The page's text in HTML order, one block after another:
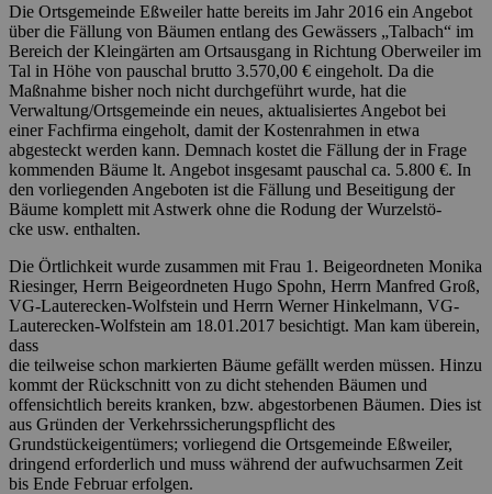
Die Ortsgemeinde Eßweiler hatte bereits im Jahr 2016 ein Angebot
über die Fällung von Bäumen entlang des Gewässers „Talbach“ im
Bereich der Kleingärten am Ortsausgang in Richtung Oberweiler im
Tal in Höhe von pauschal brutto 3.570,00 € eingeholt. Da die
Maßnahme bisher noch nicht durchgeführt wurde, hat die
Verwaltung/Ortsgemeinde ein neues, aktualisiertes Angebot bei
einer Fachfirma eingeholt, damit der Kostenrahmen in etwa
abgesteckt werden kann. Demnach kostet die Fällung der in Frage
kommenden Bäume lt. Angebot insgesamt pauschal ca. 5.800 €. In
den vorliegenden Angeboten ist die Fällung und Beseitigung der
Bäume komplett mit Astwerk ohne die Rodung der Wurzelstö-
cke usw. enthalten.
Die Örtlichkeit wurde zusammen mit Frau 1. Beigeordneten Monika
Riesinger, Herrn Beigeordneten Hugo Spohn, Herrn Manfred Groß,
VG-Lauterecken-Wolfstein und Herrn Werner Hinkelmann, VG-
Lauterecken-Wolfstein am 18.01.2017 besichtigt. Man kam überein,
dass
die teilweise schon markierten Bäume gefällt werden müssen. Hinzu
kommt der Rückschnitt von zu dicht stehenden Bäumen und
offensichtlich bereits kranken, bzw. abgestorbenen Bäumen. Dies ist
aus Gründen der Verkehrssicherungspflicht des
Grundstückeigentümers; vorliegend die Ortsgemeinde Eßweiler,
dringend erforderlich und muss während der aufwuchsarmen Zeit
bis Ende Februar erfolgen.